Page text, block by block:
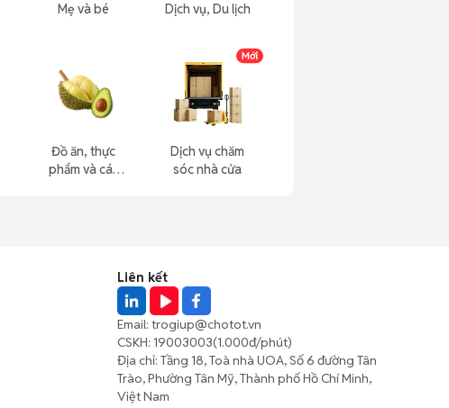
Mẹ và bé
Đồ ăn, thực
phẩm và các
Dịch vụ, Du lịch
Dịch vụ chăm
sóc nhà cửa
Liên kết
Email: trogiup@chotot.vn
CSKH: 19003003(1.000đ/phút)
Địa chỉ: Tầng 18, Toà nhà UOA, Số 6 đường Tân
Trào, Phường Tân Mỹ, Thành phố Hồ Chí Minh,
Việt Nam